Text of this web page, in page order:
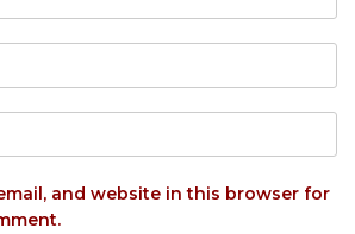
and website in this browser for